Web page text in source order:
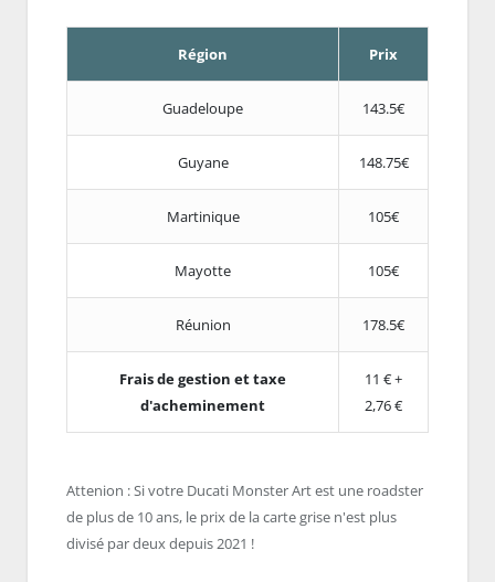
Région Prix
Guadeloupe 143.5€
Guyane 148.75€
Martinique 105€
Mayotte 105€
Réunion 178.5€
Frais de gestion et taxe
d'acheminement
11 € +
2,76 €
Attenion : Si votre Ducati Monster Art est une roadster
de plus de 10 ans, le prix de la carte grise n'est plus
divisé par deux depuis 2021 !